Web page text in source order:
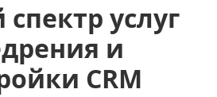
услуг
и
CRM